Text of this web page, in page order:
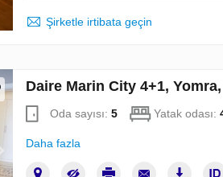
Şirketle irtibata geçin
Daire Marin City 4+1,
Oda sayısı: 5 Yatak odası:
Daha fazla